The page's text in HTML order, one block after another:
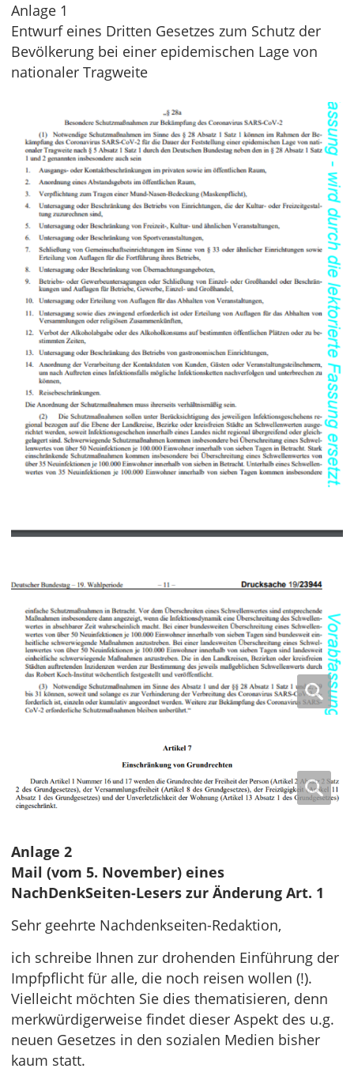
Anlage 1
Entwurf eines Dritten Gesetzes zum Schutz der
Bevölkerung bei einer epidemischen Lage von
nationaler Tragweite
Anlage 2
Mail (vom 5. November) eines
NachDenkSeiten-Lesers zur Änderung Art. 1
Sehr geehrte Nachdenkseiten-Redaktion,
ich schreibe Ihnen zur drohenden Einführung der
Impfpflicht für alle, die noch reisen wollen (!).
Vielleicht möchten Sie dies thematisieren, denn
merkwürdigerweise findet dieser Aspekt des u.g.
neuen Gesetzes in den sozialen Medien bisher
kaum statt.